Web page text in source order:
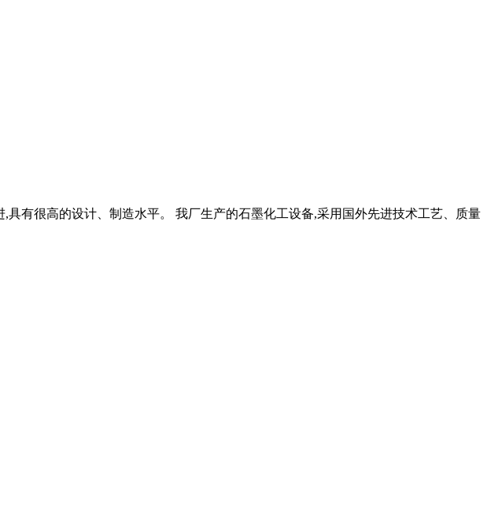
有很高的设计、制造水平。 我厂生产的石墨化工设备,采用国外先进技术工艺、质量